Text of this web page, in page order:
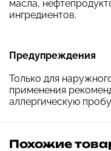
масла,
ингредиентов.
Предупреждения
Только для
применения
аллергическую
Похожие